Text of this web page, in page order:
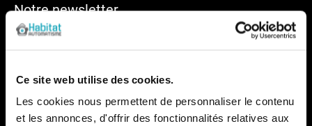
Ce site web utilise des cookies.
Les cookies nous permettent de personnaliser le contenu
et les annonces, d'offrir des fonctionnalités relatives aux
Notre newsletter
Recevez par e-mail notre actualité avec les promos du
à
lettre
d’information